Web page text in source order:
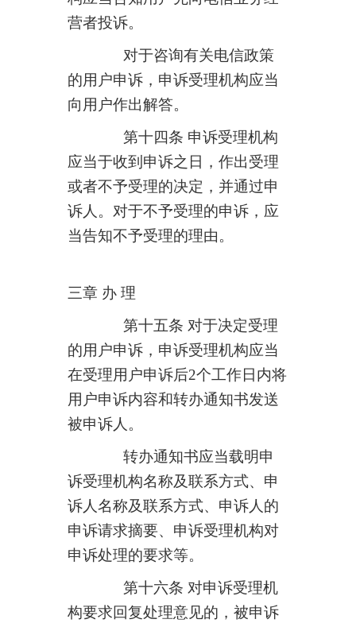
营者投诉。
对于咨询有关电信政策
的用户申诉，申诉受理机构应当
向用户作出解答。
第十四条 申诉受理机构
应当于收到申诉之日，作出受理
或者不予受理的决定，并通过申
诉人。对于不予受理的申诉，应
当告知不予受理的理由。
三章 办 理
第十五条 对于决定受理
的用户申诉，申诉受理机构应当
在受理用户申诉后2个工作日内将
用户申诉内容和转办通知书发送
被申诉人。
转办通知书应当载明申
诉受理机构名称及联系方式、申
诉人名称及联系方式、申诉人的
申诉请求摘要、申诉受理机构对
申诉处理的要求等。
第十六条 对申诉受理机
构要求回复处理意见的，被申诉